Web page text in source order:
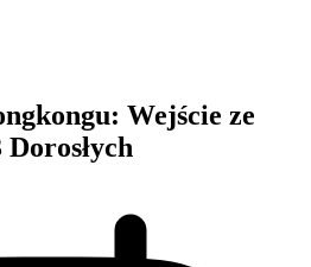
Wejście ze